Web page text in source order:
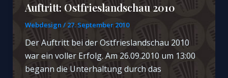
Auftritt: Ostfrieslandschau 2010
Webdesign / 27. September 2010
Der Auftritt bei der Ostfrieslandschau 2010
war ein voller Erfolg. Am 26.09.2010 um 13:00
begann die Unterhaltung durch das